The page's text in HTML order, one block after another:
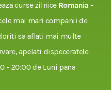
curse zilnice Romania -
mai mari companii de
sa aflati mai multe
apelati dispeceratele
- 20:00 de Luni pana